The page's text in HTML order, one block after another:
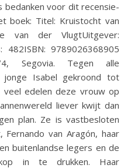
boek: Titel: Kruistocht van
van der VlugtUitgever:
482ISBN: 9789026368905
Segovia. Tegen alle
Isabel gekroond tot
veel edelen deze vrouw op
liever kwijt dan
plan. Ze is vastbesloten
van Aragón, haar
buitenlandse legers en de
in te drukken. Haar